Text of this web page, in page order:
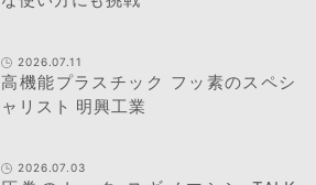
2026.07.11
高機能プラスチック フッ素のスペシ
ャリスト 明興工業
2026.07.03